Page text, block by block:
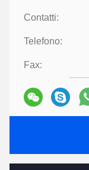
Contatti:
Telefono:
Fax: